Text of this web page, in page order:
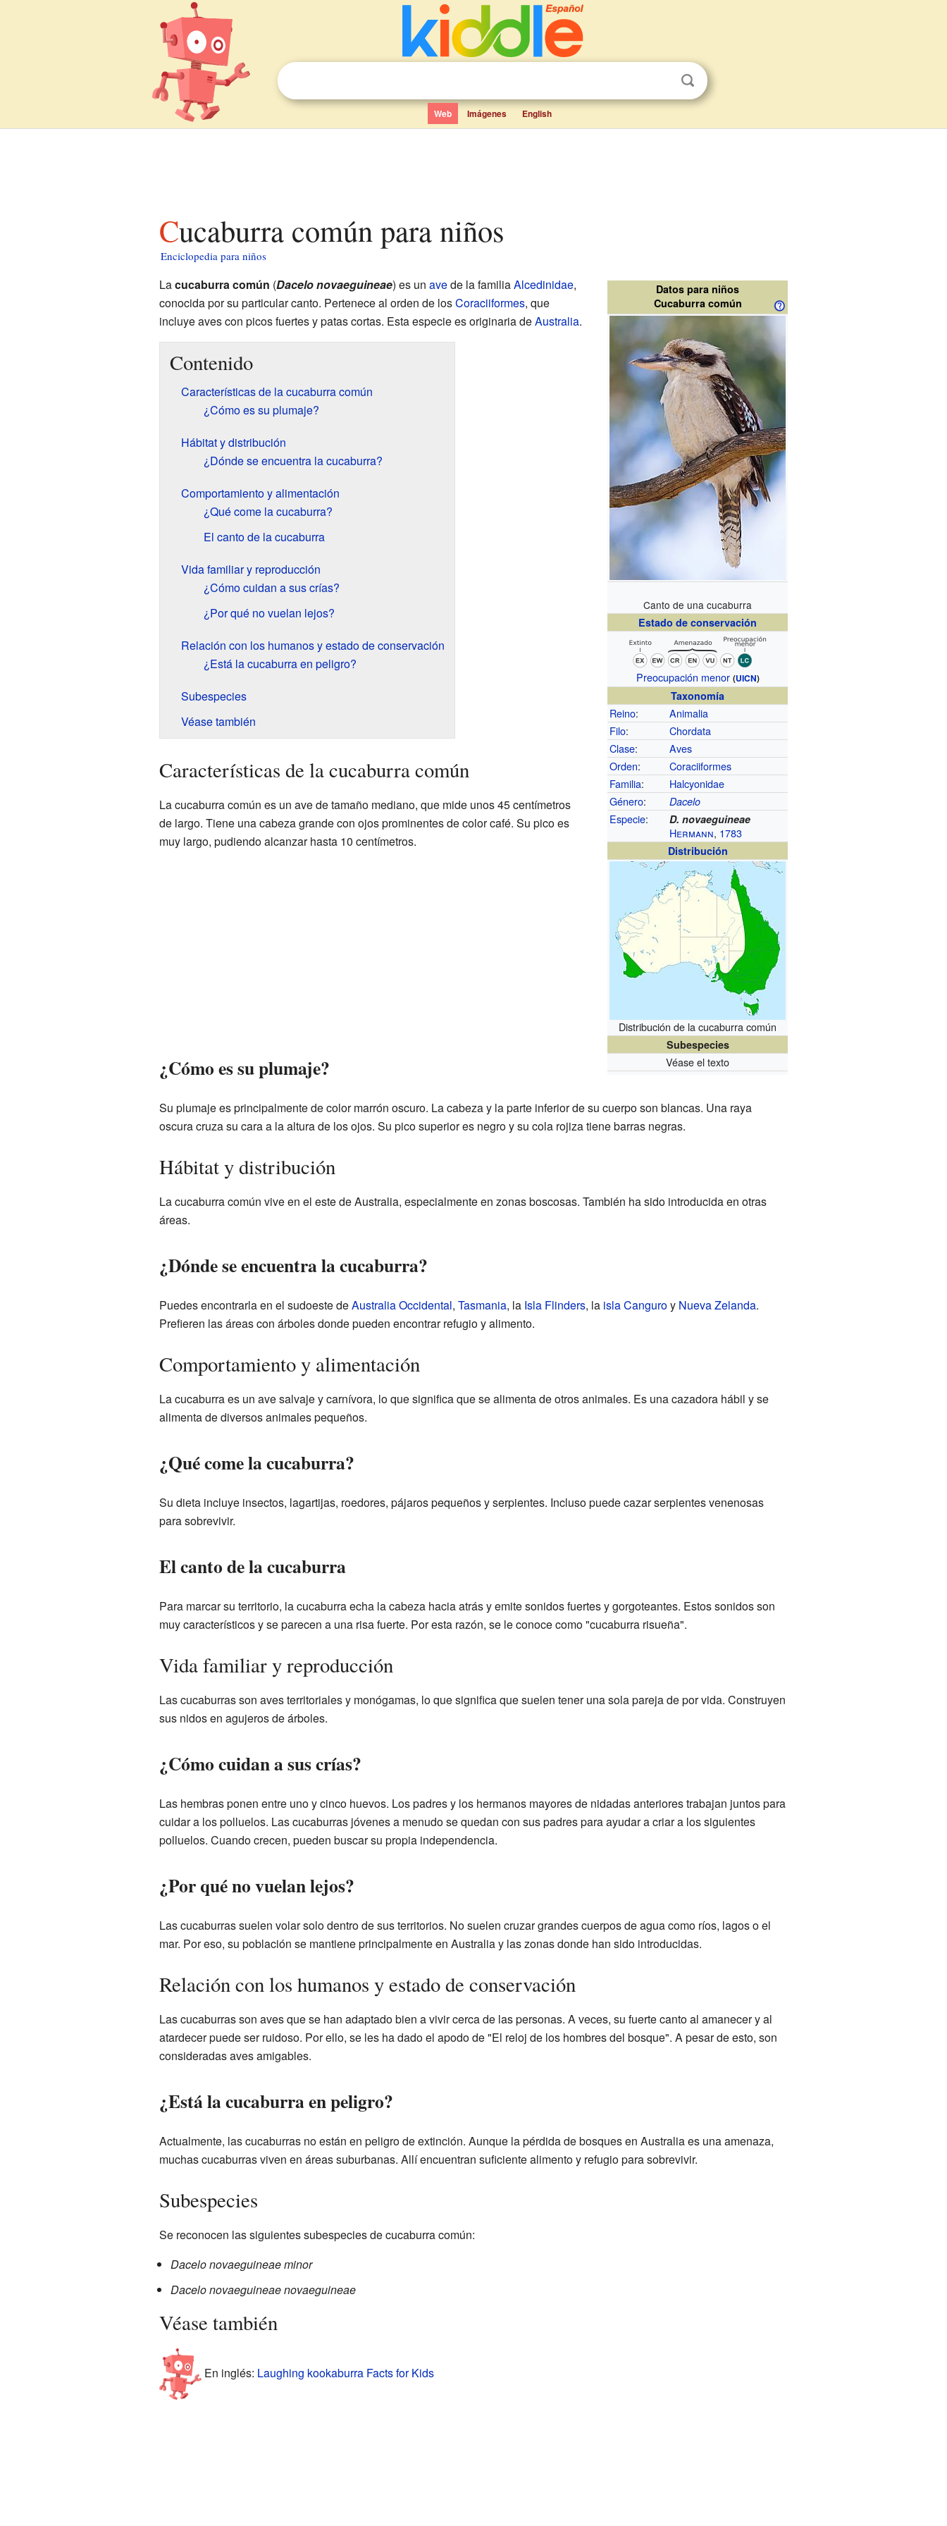
Web Imágenes English
Cucaburra común para niños
Enciclopedia para niños
Datos para niños
Cucaburra común
Canto de una cucaburra
Estado de conservación
Preocupación menor (UICN)
Taxonomía
Reino:
Animalia
Filo:
Chordata
Clase:
Aves
Orden:
Coraciiformes
Familia:
Halcyonidae
Género: Dacelo
Especie: D. novaeguineae
Hermann, 1783
Distribución
Distribución de la cucaburra común
Subespecies
Véase el texto
Lacucaburra común (Dacelo novaeguineae) es un avede la familiaAlcedinidae,
conocida por su particular canto. Pertenece al orden de losCoraciiformes, que
incluye aves con picos fuertes y patas cortas. Esta especie es originaria deAustralia.
Contenido
Características de la cucaburra común
¿Cómo es su plumaje?
Hábitat y distribución
¿Dónde se encuentra la cucaburra?
Comportamiento y alimentación
¿Qué come la cucaburra?
El canto de la cucaburra
Vida familiar y reproducción
¿Cómo cuidan a sus crías?
¿Por qué no vuelan lejos?
Relación con los humanos y estado de conservación
¿Está la cucaburra en peligro?
Subespecies
Véase también
Características de la cucaburra común
La cucaburra común es un ave de tamaño mediano, que mide unos 45 centímetros
de largo. Tiene una cabeza grande con ojos prominentes de color café. Su pico es
muy largo, pudiendo alcanzar hasta 10 centímetros.
¿Cómo es su plumaje?
Su plumaje es principalmente de color marrón oscuro. La cabeza y la parte inferior de su cuerpo son blancas. Una raya
oscura cruza su cara a la altura de los ojos. Su pico superior es negro y su cola rojiza tiene barras negras.
Hábitat y distribución
La cucaburra común vive en el este de Australia, especialmente en zonas boscosas. También ha sido introducida en otras
áreas.
¿Dónde se encuentra la cucaburra?
Puedes encontrarla en el sudoeste deAustralia Occidental, Tasmania, la Isla Flinders, la isla Canguroy Nueva Zelanda.
Prefieren las áreas con árboles donde pueden encontrar refugio y alimento.
Comportamiento y alimentación
La cucaburra es un ave salvaje y carnívora, lo que significa que se alimenta de otros animales. Es una cazadora hábil y se
alimenta de diversos animales pequeños.
¿Qué come la cucaburra?
Su dieta incluye insectos, lagartijas, roedores, pájaros pequeños y serpientes. Incluso puede cazar serpientes venenosas
para sobrevivir.
El canto de la cucaburra
Para marcar su territorio, la cucaburra echa la cabeza hacia atrás y emite sonidos fuertes y gorgoteantes. Estos sonidos son
muy característicos y se parecen a una risa fuerte. Por esta razón, se le conoce como "cucaburra risueña".
Vida familiar y reproducción
Las cucaburras son aves territoriales y monógamas, lo que significa que suelen tener una sola pareja de por vida. Construyen
sus nidos en agujeros de árboles.
¿Cómo cuidan a sus crías?
Las hembras ponen entre uno y cinco huevos. Los padres y los hermanos mayores de nidadas anteriores trabajan juntos para
cuidar a los polluelos. Las cucaburras jóvenes a menudo se quedan con sus padres para ayudar a criar a los siguientes
polluelos. Cuando crecen, pueden buscar su propia independencia.
¿Por qué no vuelan lejos?
Las cucaburras suelen volar solo dentro de sus territorios. No suelen cruzar grandes cuerpos de agua como ríos, lagos o el
mar. Por eso, su población se mantiene principalmente en Australia y las zonas donde han sido introducidas.
Relación con los humanos y estado de conservación
Las cucaburras son aves que se han adaptado bien a vivir cerca de las personas. A veces, su fuerte canto al amanecer y al
atardecer puede ser ruidoso. Por ello, se les ha dado el apodo de "El reloj de los hombres del bosque". A pesar de esto, son
consideradas aves amigables.
¿Está la cucaburra en peligro?
Actualmente, las cucaburras no están en peligro de extinción. Aunque la pérdida de bosques en Australia es una amenaza,
muchas cucaburras viven en áreas suburbanas. Allí encuentran suficiente alimento y refugio para sobrevivir.
Subespecies
Se reconocen las siguientes subespecies de cucaburra común:
Dacelo novaeguineae minor
Dacelo novaeguineae novaeguineae
Véase también
En inglés: Laughing kookaburra Facts for Kids